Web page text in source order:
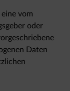
vom
oder
Daten